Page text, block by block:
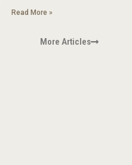
Read More »
More Articles